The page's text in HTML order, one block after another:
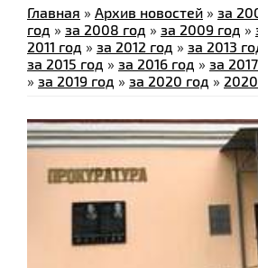
Главная » Архив новостей » за
год » за 2008 год » за 2009 год »
2011 год » за 2012 год » за 2013
за 2015 год » за 2016 год » за
» за 2019 год » за 2020 год » 2020